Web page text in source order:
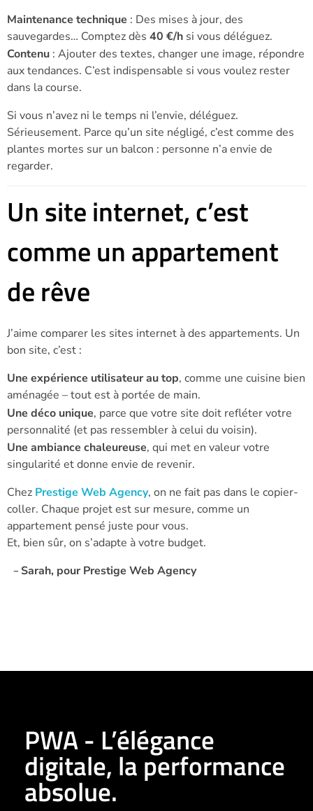
Maintenance technique : Des mises à jour, des
sauvegardes… Comptez dès 40 €/h si vous déléguez.
Contenu : Ajouter des textes, changer une image, répondre
aux tendances. C’est indispensable si vous voulez rester
dans la course.
Si vous n’avez ni le temps ni l’envie, déléguez.
Sérieusement. Parce qu’un site négligé, c’est comme des
plantes mortes sur un balcon : personne n’a envie de
regarder.
Un site internet, c’est
comme un appartement
de rêve
J’aime comparer les sites internet à des appartements. Un
bon site, c’est :
Une expérience utilisateur au top, comme une cuisine bien
aménagée – tout est à portée de main.
Une déco unique, parce que votre site doit refléter votre
personnalité (et pas ressembler à celui du voisin).
Une ambiance chaleureuse, qui met en valeur votre
singularité et donne envie de revenir.
Chez Prestige Web Agency, on ne fait pas dans le copier-
coller. Chaque projet est sur mesure, comme un
appartement pensé juste pour vous.
Et, bien sûr, on s’adapte à votre budget.
— Sarah, pour Prestige Web Agency
PWA - L’élégance
digitale, la performance
absolue.